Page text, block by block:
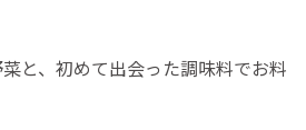
と、初めて出会った調味料でお料